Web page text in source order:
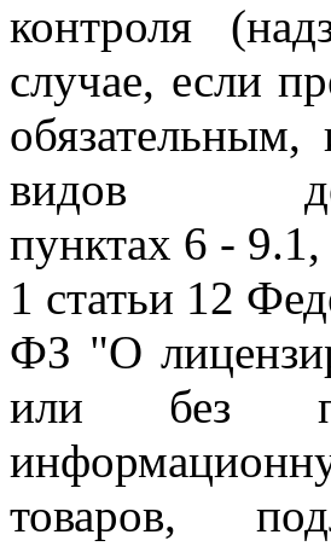
контроля
случае, если
видов
пунктах 6 -
1 статьи 12
ФЗ "О
или без
товаров,